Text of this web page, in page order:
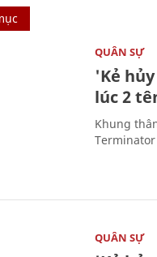
QUÂN SỰ
'Kẻ
lúc 2
Khung
QUÂN SỰ